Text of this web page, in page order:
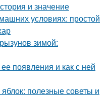
и значение
условиях: простой
зимой:
появления и как с ней
полезные советы и